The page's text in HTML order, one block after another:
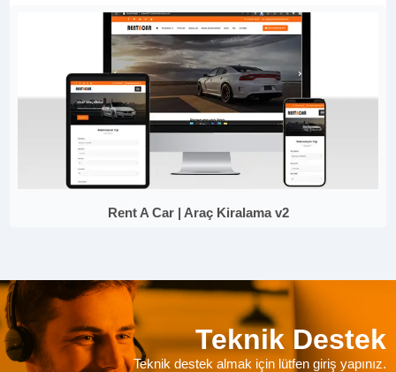
Rent A Car | Araç Kiralama v2
Teknik Destek
Teknik destek almak için lütfen giriş yapınız.